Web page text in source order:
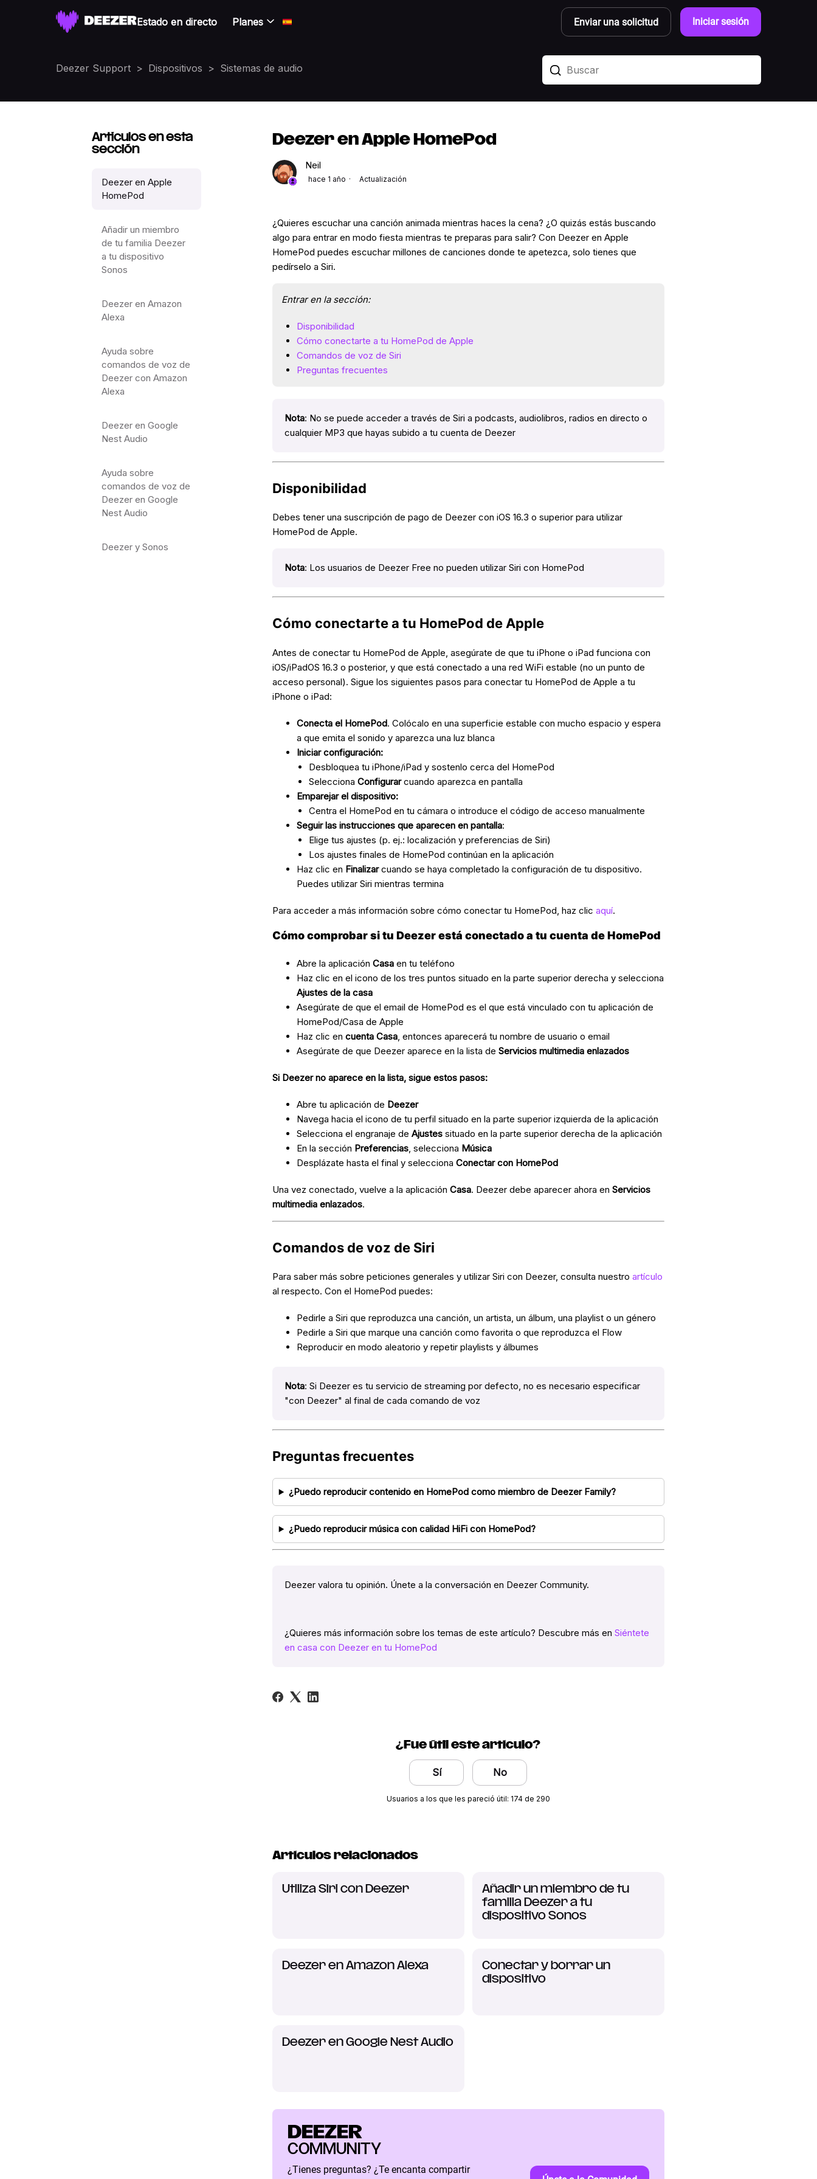
Estado en directo Planes Enviar una solicitud Iniciar sesión
Deezer Support Dispositivos Sistemas de audio
Artículos en esta
sección
Deezer en Apple
HomePod
Añadir un miembro
de tu familia Deezer
a tu dispositivo
Sonos
Deezer en Amazon
Alexa
Ayuda sobre
comandos de voz de
Deezer con Amazon
Alexa
Deezer en Google
Nest Audio
Ayuda sobre
comandos de voz de
Deezer en Google
Nest Audio
Deezer y Sonos
Deezer en Apple HomePod
Neil
hace 1 año Actualización
¿Quieres escuchar una canción animada mientras haces la cena? ¿O quizás estás buscando
algo para entrar en modo fiesta mientras te preparas para salir? Con Deezer en Apple
HomePod puedes escuchar millones de canciones donde te apetezca, solo tienes que
pedírselo a Siri.
Entrar en la sección:
Disponibilidad
Cómo conectarte a tu HomePod de Apple
Comandos de voz de Siri
Preguntas frecuentes
Nota: No se puede acceder a través de Siri a podcasts, audiolibros, radios en directo o
cualquier MP3 que hayas subido a tu cuenta de Deezer
Disponibilidad
Debes tener una suscripción de pago de Deezer con iOS 16.3 o superior para utilizar
HomePod de Apple.
Nota: Los usuarios de Deezer Free no pueden utilizar Siri con HomePod
Cómo conectarte a tu HomePod de Apple
Antes de conectar tu HomePod de Apple, asegúrate de que tu iPhone o iPad funciona con
iOS/iPadOS 16.3 o posterior, y que está conectado a una red WiFi estable (no un punto de
acceso personal). Sigue los siguientes pasos para conectar tu HomePod de Apple a tu
iPhone o iPad:
Conecta el HomePod. Colócalo en una superficie estable con mucho espacio y espera
a que emita el sonido y aparezca una luz blanca
Iniciar configuración:
Desbloquea tu iPhone/iPad y sostenlo cerca del HomePod
Selecciona Configurarcuando aparezca en pantalla
Emparejar el dispositivo:
Centra el HomePod en tu cámara o introduce el código de acceso manualmente
Seguir las instrucciones que aparecen en pantalla:
Elige tus ajustes (p. ej.: localización y preferencias de Siri)
Los ajustes finales de HomePod continúan en la aplicación
Haz clic en Finalizarcuando se haya completado la configuración de tu dispositivo.
Puedes utilizar Siri mientras termina
Para acceder a más información sobre cómo conectar tu HomePod, haz clic aquí.
Cómo comprobar si tu Deezer está conectado a tu cuenta de HomePod
Abre la aplicación Casaen tu teléfono
Haz clic en el icono de los tres puntos situado en la parte superior derecha y selecciona
Ajustes de la casa
Asegúrate de que el email de HomePod es el que está vinculado con tu aplicación de
HomePod/Casa de Apple
Haz clic en cuenta Casa, entonces aparecerá tu nombre de usuario o email
Asegúrate de que Deezer aparece en la lista de Servicios multimedia enlazados
Si Deezer no aparece en la lista, sigue estos pasos:
Abre tu aplicación de Deezer
Navega hacia el icono de tu perfil situado en la parte superior izquierda de la aplicación
Selecciona el engranaje de Ajustessituado en la parte superior derecha de la aplicación
En la sección Preferencias, selecciona Música
Desplázate hasta el final y selecciona Conectar con HomePod
Una vez conectado, vuelve a la aplicación Casa. Deezer debe aparecer ahora en Servicios
multimedia enlazados.
Comandos de voz de Siri
Para saber más sobre peticiones generales y utilizar Siri con Deezer, consulta nuestro artículo
al respecto. Con el HomePod puedes:
Pedirle a Siri que reproduzca una canción, un artista, un álbum, una playlist o un género
Pedirle a Siri que marque una canción como favorita o que reproduzca el Flow
Reproducir en modo aleatorio y repetir playlists y álbumes
Nota: Si Deezer es tu servicio de streaming por defecto, no es necesario especificar
"con Deezer" al final de cada comando de voz
Preguntas frecuentes
¿Puedo reproducir contenido en HomePod como miembro de Deezer Family?
¿Puedo reproducir música con calidad HiFi con HomePod?
Deezer valora tu opinión. Únete a la conversación en Deezer Community.
¿Quieres más información sobre los temas de este artículo? Descubre más en Siéntete
en casa con Deezer en tu HomePod
¿Fue útil este artículo?
Sí No
Usuarios a los que les pareció útil: 174 de 290
Artículos relacionados
Utiliza Siri con Deezer
Añadir un miembro de tu
familia Deezer a tu
dispositivo Sonos
Deezer en Amazon Alexa
Conectar y borrar un
dispositivo
Deezer en Google Nest Audio
DEEZER
COMMUNITY
¿Tienes preguntas? ¿Te encanta compartir